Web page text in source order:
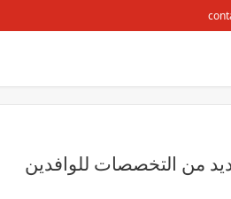
من التخصصات للوافدين